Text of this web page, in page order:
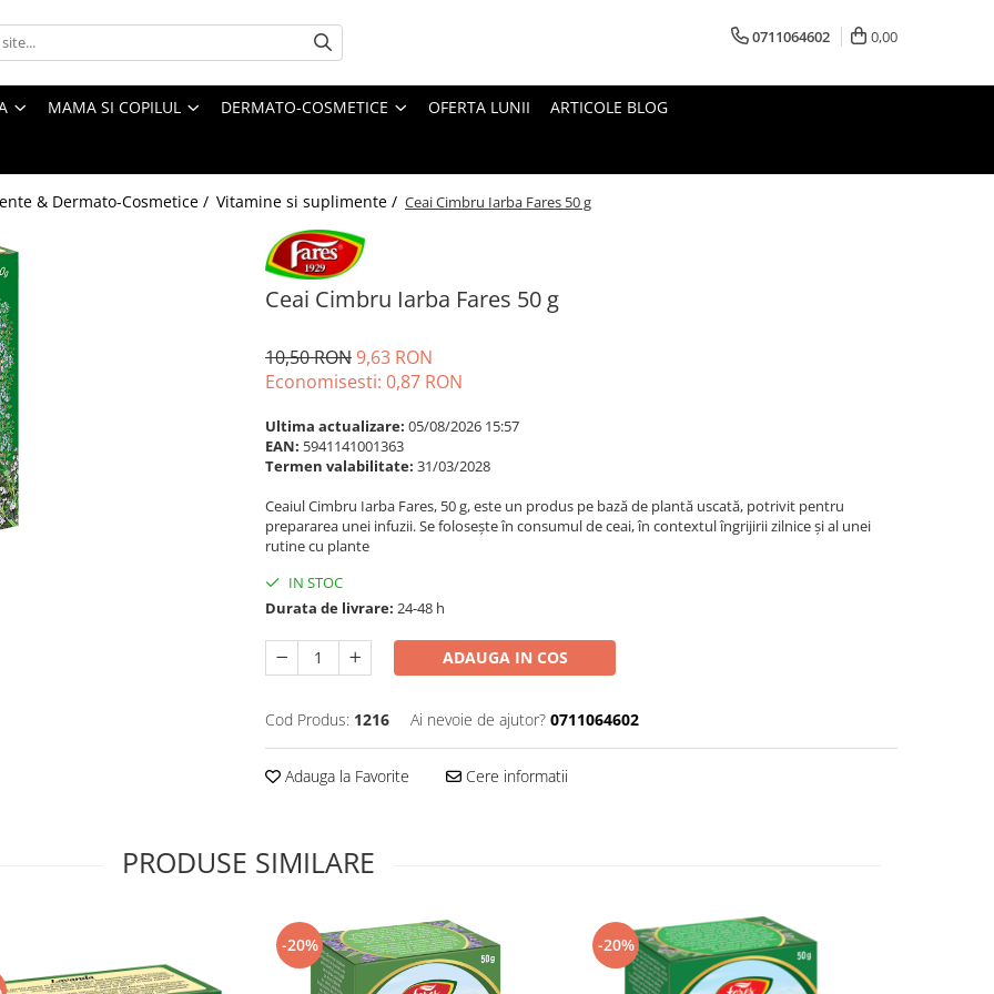
0711064602 0,00
MAMA SI COPILUL DERMATO-COSMETICE OFERTA LUNII ARTICOLE BLOG
& Dermato-Cosmetice / Vitamine si suplimente / Ceai Cimbru Iarba Fares 50 g
Ceai Cimbru Iarba Fares 50 g
10,50 RON9,63 RON
Economisesti: 0,87 RON
Ultima actualizare: 05/08/2026 15:57
EAN: 5941141001363
Termen valabilitate: 31/03/2028
Ceaiul Cimbru Iarba Fares, 50 g, este un produs pe bază de plantă uscată, potrivit pentru
prepararea unei infuzii. Se folosește în consumul de ceai, în contextul îngrijirii zilnice și al unei
rutine cu plante
IN STOC
Durata de livrare: 24-48 h
ADAUGA IN COS
Cod Produs: 1216 Ai nevoie de ajutor? 0711064602
Adauga la Favorite Cere informatii
PRODUSE SIMILARE
-20% -20%